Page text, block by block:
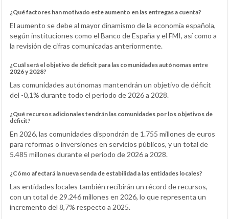
¿Qué factores han motivado este aumento en las entregas a cuenta?
El aumento se debe al mayor dinamismo de la economía española,
según instituciones como el Banco de España y el FMI, así como a
la revisión de cifras comunicadas anteriormente.
¿Cuál será el objetivo de déficit para las comunidades autónomas entre
2026 y 2028?
Las comunidades autónomas mantendrán un objetivo de déficit
del -0,1% durante todo el periodo de 2026 a 2028.
¿Qué recursos adicionales tendrán las comunidades por los objetivos de
déficit?
En 2026, las comunidades dispondrán de 1.755 millones de euros
para reformas o inversiones en servicios públicos, y un total de
5.485 millones durante el periodo de 2026 a 2028.
¿Cómo afectará la nueva senda de estabilidad a las entidades locales?
Las entidades locales también recibirán un récord de recursos,
con un total de 29.246 millones en 2026, lo que representa un
incremento del 8,7% respecto a 2025.